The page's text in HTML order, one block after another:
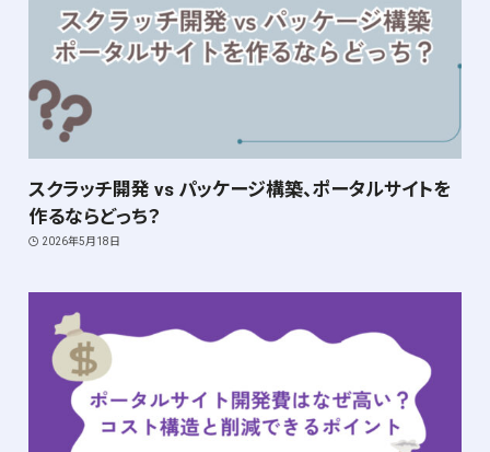
スクラッチ開発 vs パッケージ構築、ポータルサイトを
作るならどっち？
2026年5月18日